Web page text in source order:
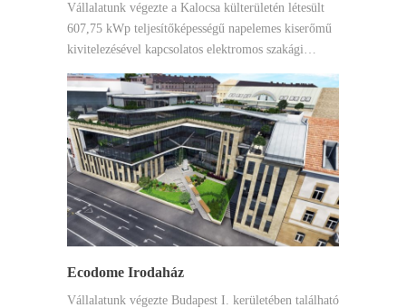
Vállalatunk végezte a Kalocsa külterületén létesült
607,75 kWp teljesítőképességű napelemes kiserőmű
kivitelezésével kapcsolatos elektromos szakági…
Ecodome Irodaház
Vállalatunk végezte Budapest I. kerületében található